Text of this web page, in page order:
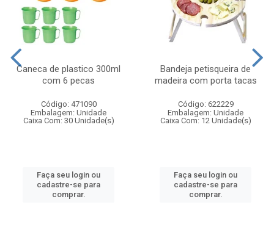
Caneca de plastico 300ml
com 6 pecas
Código: 471090
Embalagem: Unidade
Caixa Com: 30 Unidade(s)
Faça seu login ou
cadastre-se para
comprar.
Bandeja petisqueira de
madeira com porta tacas
Código: 622229
Embalagem: Unidade
Caixa Com: 12 Unidade(s)
Faça seu login ou
cadastre-se para
comprar.